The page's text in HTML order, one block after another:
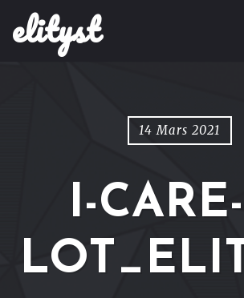
elityst
Skip to content
14 Mars 2021
I-